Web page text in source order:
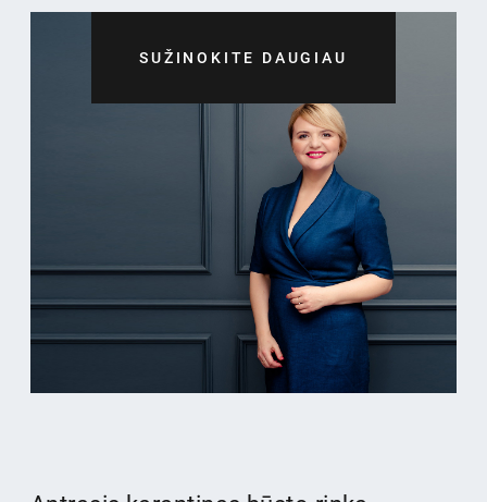
SUŽINOKITE DAUGIAU